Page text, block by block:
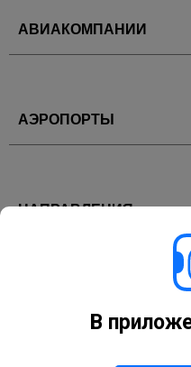
В
АВИАКОМПАНИИ
АЭРОПОРТЫ
НАПРАВЛЕНИЯ